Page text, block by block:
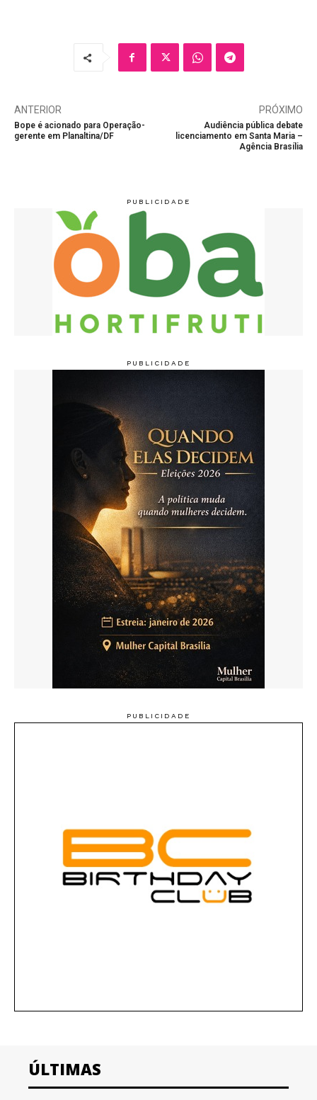
ANTERIOR
Bope é acionado para Operação-
gerente em Planaltina/DF
PRÓXIMO
Audiência pública debate
licenciamento em Santa Maria –
Agência Brasília
ÚLTIMAS